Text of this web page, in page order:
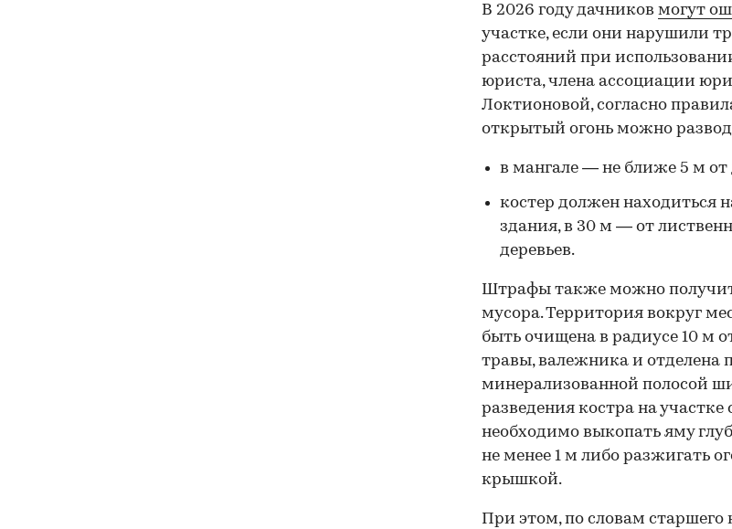
В 2026 году дачников могут
участке, если они нарушили
расстояний при
юриста, члена ассоциации
Локтионовой, согласно
открытый огонь можно
в мангале — не ближе 5 м от
костер должен находиться
здания, в 30 м — от
деревьев.
Штрафы также можно
мусора. Территория вокруг
быть очищена в радиусе 10 м
травы, валежника и отделена
минерализованной полосой
разведения костра на
необходимо выкопать яму
не менее 1 м либо разжигать
крышкой.
При этом, по словам